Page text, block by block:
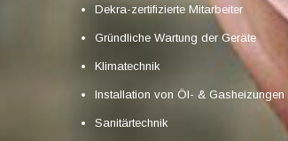
Dekra-zertifizierte Mitarbeiter
Gründliche Wartung der Geräte
Klimatechnik
Installation von Öl- & Gasheizungen
Sanitärtechnik